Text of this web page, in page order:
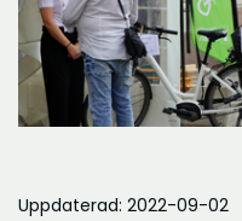
Uppdaterad: 2022-09-02